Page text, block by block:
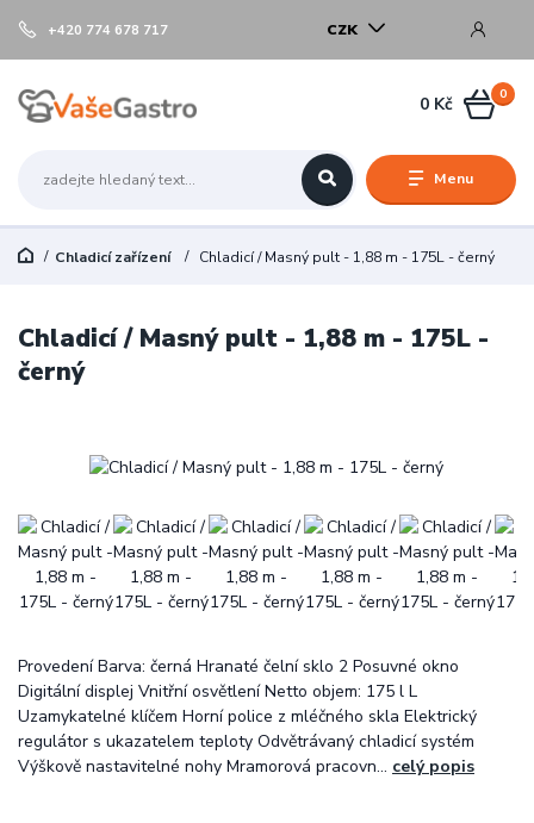
Menu
CZK
+420 774 678 717
0
0 Kč
Chladicí zařízení Chladicí / Masný pult - 1,88 m - 175L - černý
Chladicí / Masný pult - 1,88 m - 175L -
černý
Provedení Barva: černá Hranaté čelní sklo 2 Posuvné okno
Digitální displej Vnitřní osvětlení Netto objem: 175 l L
Uzamykatelné klíčem Horní police z mléčného skla Elektrický
regulátor s ukazatelem teploty Odvětrávaný chladicí systém
Výškově nastavitelné nohy Mramorová pracovn... celý popis